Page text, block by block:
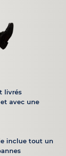
livrés
avec une
inclue tout un